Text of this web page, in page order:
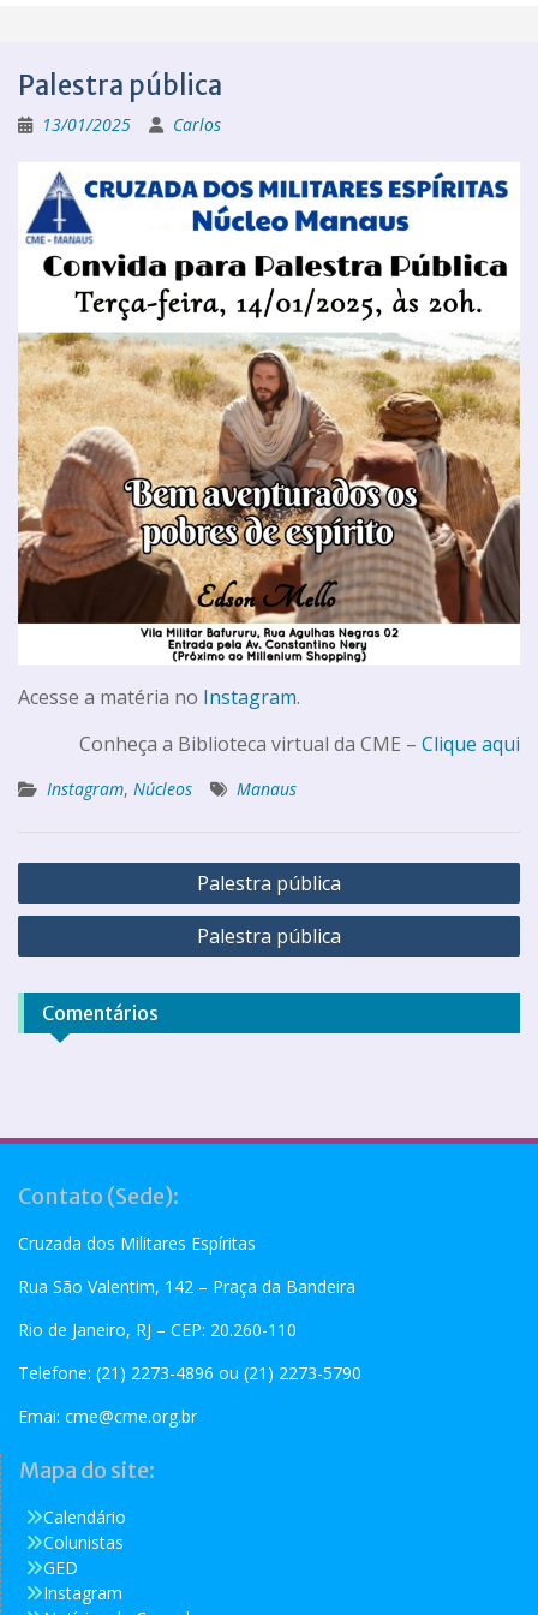
Palestra pública
13/01/2025 Carlos
Acesse a matéria no Instagram.
Conheça a Biblioteca virtual da CME – Clique aqui
Instagram, Núcleos Manaus
Palestra pública
Palestra pública
Comentários
Contato (Sede):
Cruzada dos Militares Espíritas
Rua São Valentim, 142 – Praça da Bandeira
Rio de Janeiro, RJ – CEP: 20.260-110
Telefone: (21) 2273-4896 ou (21) 2273-5790
Emai: cme@cme.org.br
Mapa do site:
Calendário
Colunistas
GED
Instagram